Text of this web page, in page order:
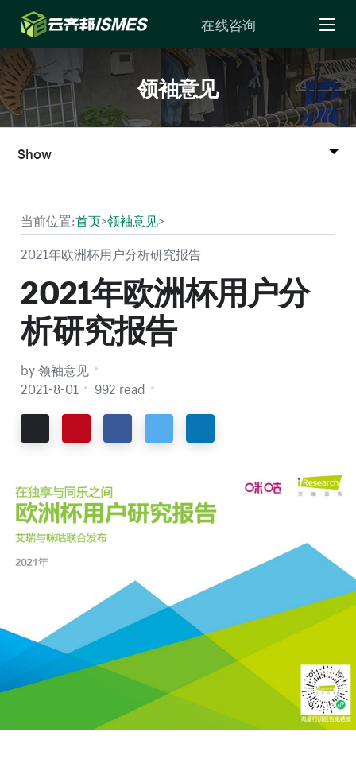
Skip to Content
在线咨询
领袖意见
Show
当前位置:首页>领袖意见>
2021年欧洲杯用户分析研究报告
2021年欧洲杯用户分
析研究报告
by 领袖意见
2021-8-01
992 read